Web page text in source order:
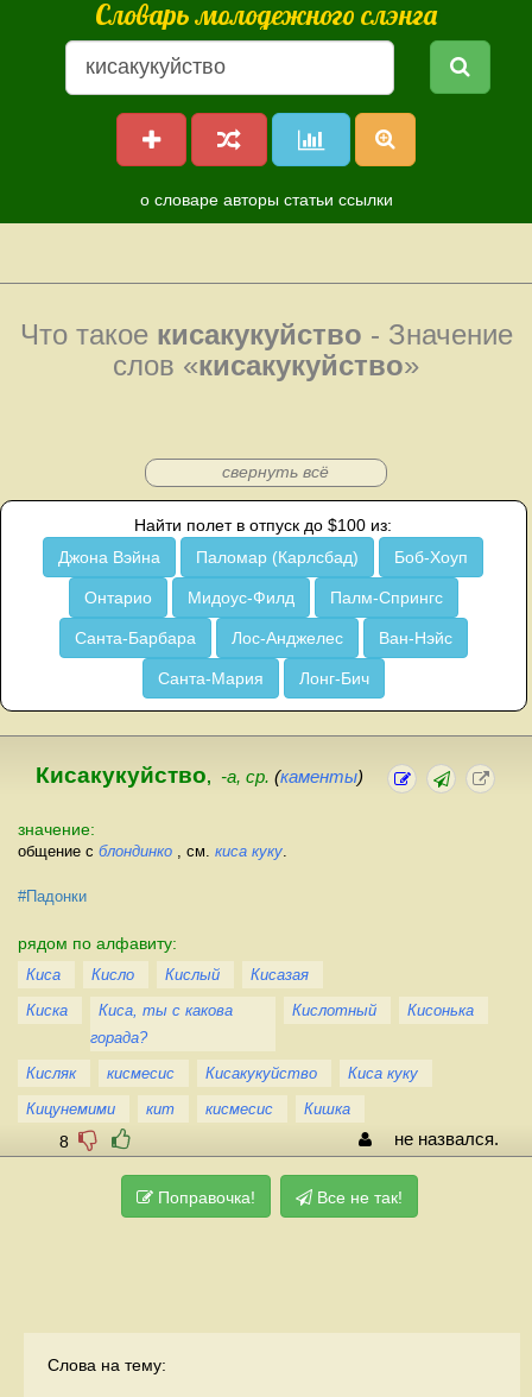
Словарь молодежного слэнга
о словаре авторы статьи ссылки
Что такое кисакукуйство - Значение
слов «кисакукуйство»
свернуть всё
Найти полет в отпуск до $100 из:
Джона Вэйна
Паломар (Карлсбад) Боб-Хоуп
Онтарио Мидоус-Филд Палм-Спрингс
Санта-Барбара Лос-Анджелес Ван-Нэйс
Санта-Мария Лонг-Бич
Кисакукуйство, -а, ср. (каменты)
значение:
общение с блондинко , см. киса куку
#Падонки
рядом по алфавиту:
Киса Кисло Кислый
Кисазая
Киска
Киса, ты с какова
горада?
Кислотный Кисонька
Кисляк кисмесис Кисакукуйство
Киса куку
Кицунемими
кит кисмесис Кишка
8 не назвался.
Поправочка! Все не так!
Слова на тему: